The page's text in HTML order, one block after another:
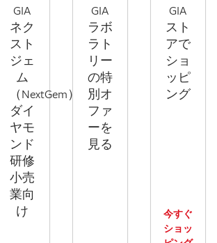
GIA
ネク
スト
ジェ
ム
（NextGem）
ダイ
ヤモ
ンド
研修
小売
業向
け
GIA
ラボ
ラト
リー
の特
別オ
ファ
ーを
見る
GIA
スト
アで
ショ
ッピ
ング
今すぐ
ショッ